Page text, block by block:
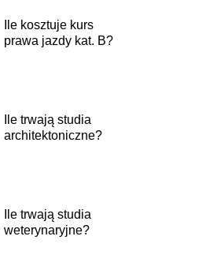
Ile kosztuje kurs
prawa jazdy kat. B?
Ile trwają studia
architektoniczne?
Ile trwają studia
weterynaryjne?